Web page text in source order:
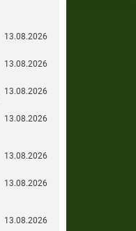
13.08.2026
13.08.2026
13.08.2026
13.08.2026
13.08.2026
13.08.2026
13.08.2026